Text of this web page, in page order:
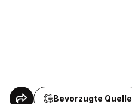
Bevorzugte Quelle